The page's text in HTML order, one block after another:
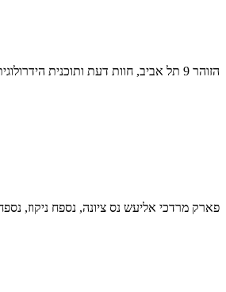
הזוהר 9 תל אביב, חוות דעת ותוכנית הידרולוגית לניהול מי נגר
פארק מרדכי אליעש נס ציונה, נספח ניקוז,